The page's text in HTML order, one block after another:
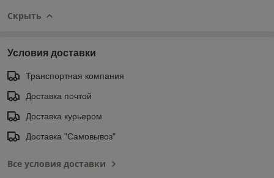
Скрыть
Условия доставки
Транспортная компания
Доставка почтой
Доставка курьером
Доставка "Самовывоз"
Все условия доставки